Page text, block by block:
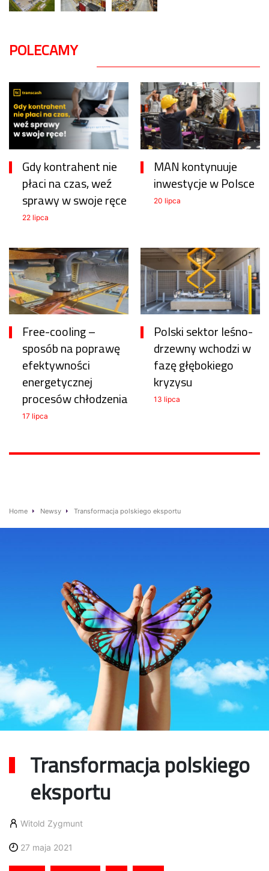
POLECAMY
Gdy kontrahent nie
płaci na czas, weź
sprawy w swoje ręce
22 lipca
MAN kontynuuje
inwestycje w Polsce
20 lipca
Free-cooling –
sposób na poprawę
efektywności
energetycznej
procesów chłodzenia
17 lipca
Polski sektor leśno-
drzewny wchodzi w
fazę głębokiego
kryzysu
13 lipca
Home Newsy Transformacja polskiego eksportu
Transformacja polskiego
eksportu
Witold Zygmunt
27 maja 2021